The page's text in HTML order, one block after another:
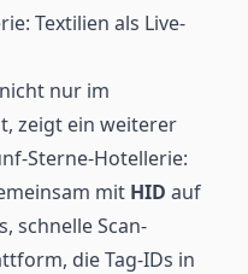
Textilien als Live-
nur im
zeigt ein weiterer
Sterne-Hotellerie:
mit HID auf
schnelle Scan-
die Tag-IDs in